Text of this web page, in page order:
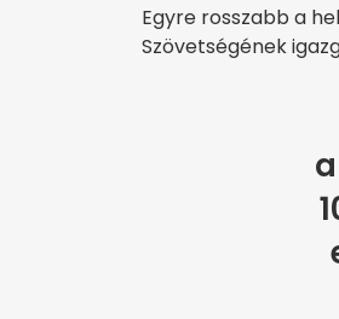
Egyre rosszabb a
Szövetségének